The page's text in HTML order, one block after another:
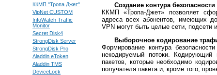
ККМП "Тропа Джет"
VipNet CUSTOM
InfoWatch Traffic
Monitor
Secret Disk4
StrongDisk Server
StrongDisk Pro
Aladdin eToken
Aladdin TMS
DeviceLock
Создание контура безопасности
ККМП «Тропа-Джет» позволяет
адреса всех абонентов, имеющих
VPN могут быть целые сети, подсети
Выборочное кодирование
Формирование контура
некодируемый потоки.
пакетов, которые необходимо
получателя пакета и, кроме того,